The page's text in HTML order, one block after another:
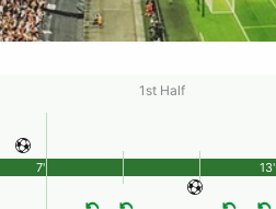
1st Half
7' 13'